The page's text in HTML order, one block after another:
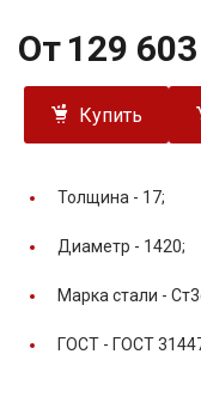
От 129
Купить
Толщина - 17;
Диаметр - 1420;
Марка стали -
ГОСТ - ГОСТ